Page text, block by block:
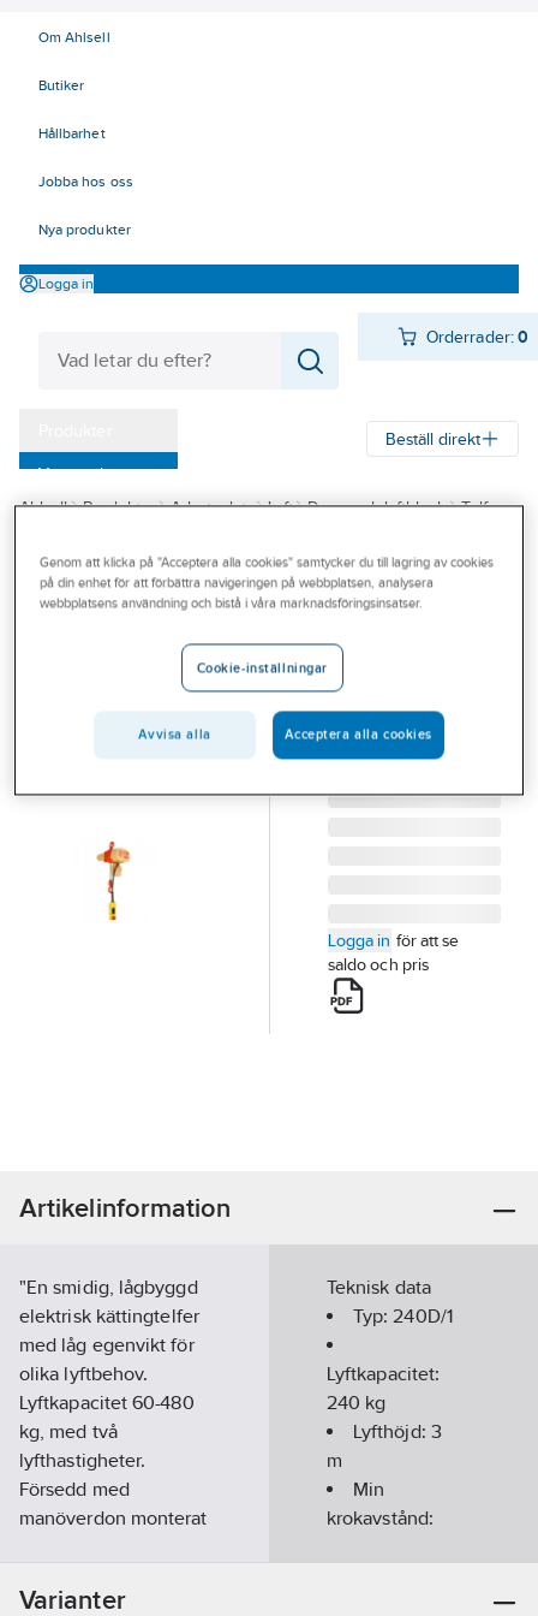
Om Ahlsell
Butiker
Hållbarhet
Jobba hos oss
Nya produkter
Logga in
Orderrader:0
Varumärken
Outlet
Branscher
Beställ direkt
Ahlsell Produkter Arbetsplats Lyft Drag- och lyftblock Telfrar
KITO
Eltelfer KITO
ELTELFER KITO
DELTA ED 240D/1
LYFTHÖJD 3M
Artikelnummer:
Lev.
Logga in för att se
saldo och pris
Artikelinformation
"En smidig, lågbyggd
elektrisk kättingtelfer
med låg egenvikt för
olika lyftbehov.
Lyftkapacitet 60-480
kg, med två
lyfthastigheter.
Försedd med
manöverdon monterat
enkelt till 230V, 1-fas
Teknisk data
Typ:240D/1
Lyftkapacitet:
240 kg
Lyfthöjd: 3
m
Min
krokavstånd:
Varianter
Genom att klicka på "Acceptera alla cookies" samtycker du till lagring av cookies
på din enhet för att förbättra navigeringen på webbplatsen, analysera
webbplatsens användning och bistå i våra marknadsföringsinsatser.
Cookie-inställningar
Avvisa alla Acceptera alla cookies